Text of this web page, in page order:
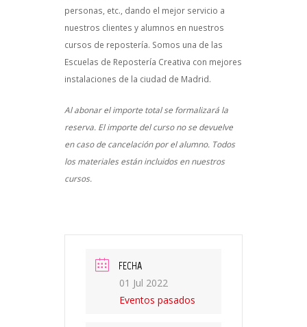
personas, etc., dando el mejor servicio a
nuestros clientes y alumnos en nuestros
cursos de repostería. Somos una de las
Escuelas de Repostería Creativa con mejores
instalaciones de la ciudad de Madrid.
Al abonar el importe total se formalizará la
reserva. El importe del curso no se devuelve
en caso de cancelación por el alumno. Todos
los materiales están incluidos en nuestros
cursos.
FECHA
01 Jul 2022
Eventos pasados